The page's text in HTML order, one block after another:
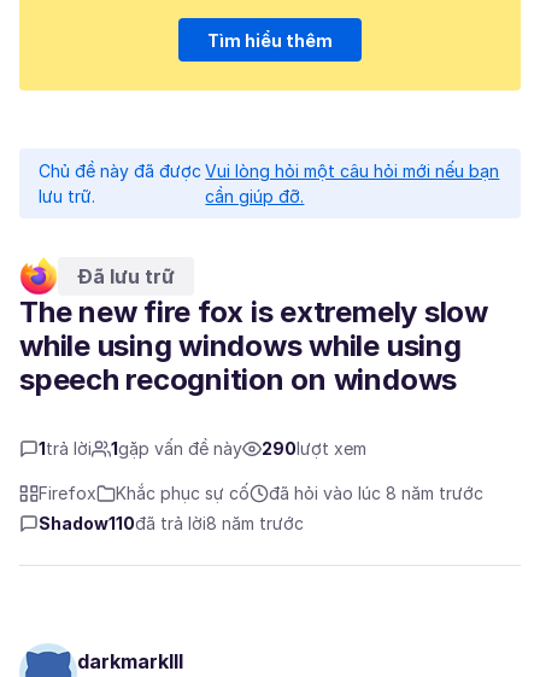
Tìm hiểu thêm
Chủ đề này đã được
lưu trữ.
Vui lòng hỏi một câu hỏi mới nếu bạn
cần giúp đỡ.
Đã lưu trữ
The new fire fox is extremely slow
while using windows while using
speech recognition on windows
1trả lời 1gặp vấn đề này 290lượt xem
Firefox Khắc phục sự cố
đã hỏi vào lúc 8 năm trước
Shadow110đã trả lời8 năm trước
darkmarkIII